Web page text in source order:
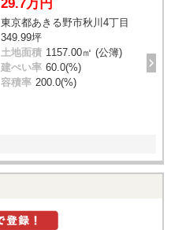
29.7万円
東京都あきる野市秋川4丁目
349.99坪
土地面積 1157.00㎡ (公簿)
建ぺい率 60.0(%)
容積率 200.0(%)